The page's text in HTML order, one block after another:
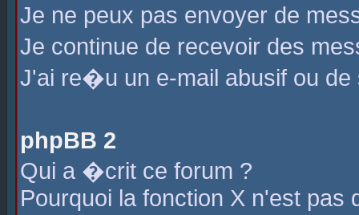
Je ne peux pas envoyer de
Je continue de recevoir des
J'ai re�u un e-mail abusif ou de
phpBB 2
Qui a �crit ce forum ?
Pourquoi la fonction X n'est pas